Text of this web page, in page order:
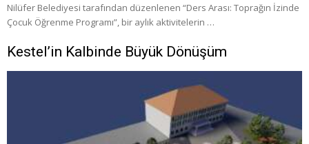
Nilüfer Belediyesi tarafından düzenlenen “Ders Arası: Toprağın İzinde
Çocuk Öğrenme Programı”, bir aylık aktivitelerin …
Kestel’in Kalbinde Büyük Dönüşüm